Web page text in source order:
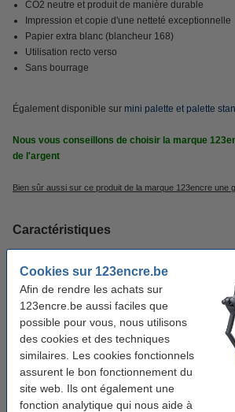
Cookies sur 123encre.be
Afin de rendre les achats sur
123encre.be aussi faciles que
possible pour vous, nous utilisons
des cookies et des techniques
similaires. Les cookies fonctionnels
assurent le bon fonctionnement du
site web. Ils ont également une
fonction analytique qui nous aide à
CO2 neutre et produit de manière durable
Impression et copie d'une netteté exceptionnelle
Papier extra blanc (blancheur 168)
Utilisation recto verso
Sans bourrage
Également disponible sur mini palette et palette
Nous vous conseillons de choisir la marque
de l'argent
Bien sûr aussi sur ce produit de la marque 123encre une
Caractéristiques
Marque: 123encre
Grammage: 80 g/m²
Quantité: 1 ramette
Nombre de feuilles: 500 feuilles
Unité d'emballage: ramette